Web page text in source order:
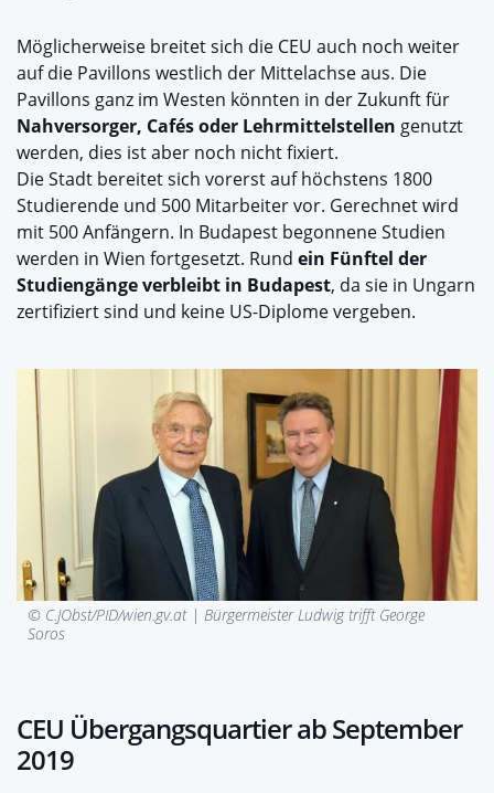
Möglicherweise breitet sich die CEU auch noch weiter
auf die Pavillons westlich der Mittelachse aus. Die
Pavillons ganz im Westen könnten in der Zukunft für
Nahversorger, Cafés oder Lehrmittelstellen genutzt
werden, dies ist aber noch nicht fixiert.
Die Stadt bereitet sich vorerst auf höchstens 1800
Studierende und 500 Mitarbeiter vor. Gerechnet wird
mit 500 Anfängern. In Budapest begonnene Studien
werden in Wien fortgesetzt. Rund ein Fünftel der
Studiengänge verbleibt in Budapest, da sie in Ungarn
zertifiziert sind und keine US-Diplome vergeben.
© C.JObst/PID/wien.gv.at | Bürgermeister Ludwig trifft George
Soros
CEU Übergangsquartier ab September
2019